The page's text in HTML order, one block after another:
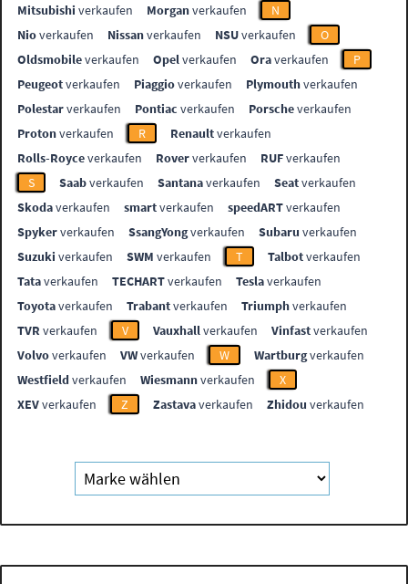
Mitsubishi verkaufen Morganverkaufen
N
Nioverkaufen Nissanverkaufen NSUverkaufen
O
Oldsmobileverkaufen Opelverkaufen Oraverkaufen
P
Peugeotverkaufen Piaggioverkaufen Plymouthverkaufen
Polestarverkaufen Pontiac verkaufen Porscheverkaufen
Protonverkaufen R Renaultverkaufen
Rolls-Royceverkaufen Roververkaufen RUFverkaufen
S
Saabverkaufen Santanaverkaufen Seatverkaufen
Skodaverkaufen smartverkaufen speedARTverkaufen
Spykerverkaufen SsangYongverkaufen Subaru verkaufen
Suzuki verkaufen SWM verkaufen T Talbotverkaufen
Tataverkaufen TECHARTverkaufen Teslaverkaufen
Toyotaverkaufen Trabantverkaufen Triumphverkaufen
TVR verkaufen V Vauxhallverkaufen Vinfastverkaufen
Volvoverkaufen VWverkaufen W Wartburgverkaufen
Westfieldverkaufen Wiesmannverkaufen
X
XEVverkaufen Z Zastavaverkaufen Zhidou verkaufen